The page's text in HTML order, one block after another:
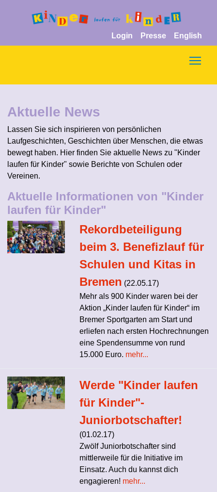
Login Presse English
Aktuelle News
Lassen Sie sich inspirieren von persönlichen
Laufgeschichten, Geschichten über Menschen, die etwas
bewegt haben. Hier finden Sie aktuelle News zu "Kinder
laufen für Kinder" sowie Berichte von Schulen oder
Vereinen.
Aktuelle Informationen von "Kinder
laufen für Kinder"
Rekordbeteiligung
beim 3. Benefizlauf für
Schulen und Kitas in
Bremen (22.05.17)
Mehr als 900 Kinder waren bei der
Aktion „Kinder laufen für Kinder“ im
Bremer Sportgarten am Start und
erliefen nach ersten Hochrechnungen
eine Spendensumme von rund
15.000 Euro. mehr...
Werde "Kinder laufen
für Kinder"-
Juniorbotschafter!
(01.02.17)
Zwölf Juniorbotschafter sind
mittlerweile für die Initiative im
Einsatz. Auch du kannst dich
engagieren! mehr...